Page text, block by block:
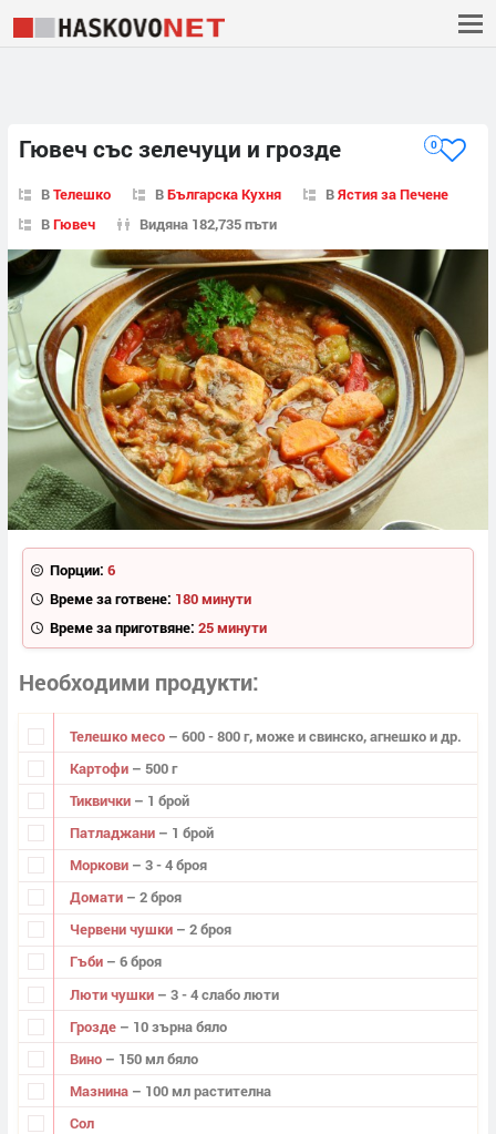
Гювеч със зелечуци и грозде 0
ВТелешко ВБългарска Кухня ВЯстия за Печене
ВГювеч Видяна 182,735 пъти
Порции: 6
Време за готвене: 180 минути
Време за приготвяне: 25 минути
Необходими продукти
Телешко месо – 600 - 800 г, може и свинско, агнешко и др.
Картофи – 500 г
Тиквички – 1 брой
Патладжани – 1 брой
Моркови – 3 - 4 броя
Домати – 2 броя
Червени чушки – 2 броя
Гъби – 6 броя
Люти чушки – 3 - 4 слабо люти
Грозде – 10 зърна бяло
Вино – 150 мл бяло
Мазнина – 100 мл растителна
Сол